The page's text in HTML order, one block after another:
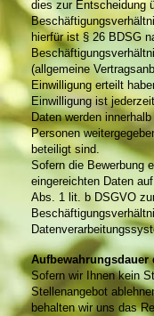
dies zur Entscheidung
hierfür ist § 26 BDSG
(allgemeine
Einwilligung erteilt
Einwilligung ist
Daten werden
Personen
beteiligt sind.
Sofern die Bewerbung
eingereichten Daten
Abs. 1 lit. b DSGVO
Aufbewahrungsdauer
Sofern wir Ihnen kein
Stellenangebot
behalten wir uns das